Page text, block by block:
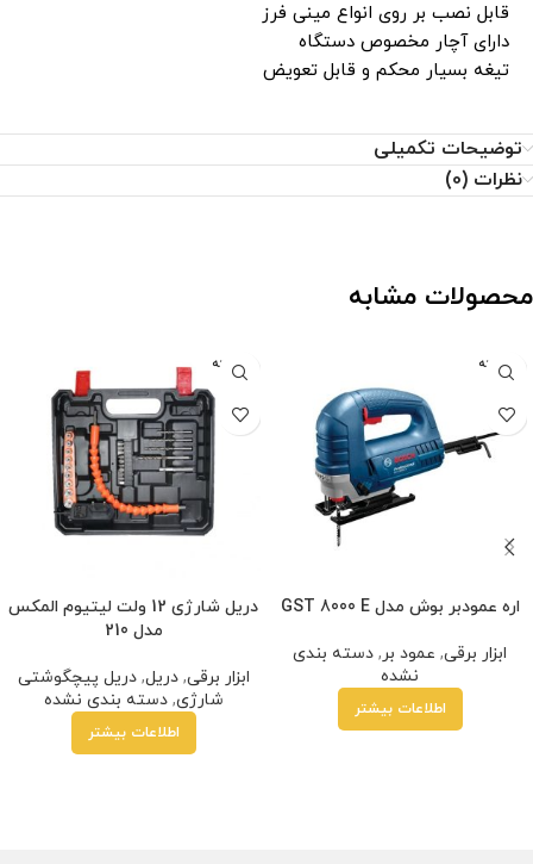
قابل نصب بر روی انواع مینی فرز
دارای آچار مخصوص دستگاه
تیغه بسیار محکم و قابل تعویض
توضیحات تکمیلی
نظرات (0)
محصولات مشابه
فروخته
شده
اره عمودبر بوش مدل GST 8000 E
ابزار برقی, عمود بر, دسته بندی
نشده
اطلاعات بیشتر
فروخته
شده
دریل شارژی 12 ولت لیتیوم المکس
مدل 210
ابزار برقی,دریل,دریل پیچگوشتی
شارژی,دسته بندی نشده
اطلاعات بیشتر